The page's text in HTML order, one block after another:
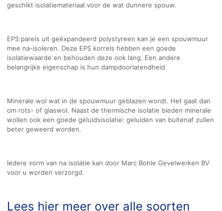
geschikt isolatiemateriaal voor de wat dunnere spouw.
EPS parels uit geëxpandeerd polystyreen kan je een spouwmuur
mee na-isoleren. Deze EPS korrels hebben een goede
isolatiewaarde en behouden deze ook lang. Een andere
belangrijke eigenschap is hun dampdoorlatendheid
Minerale wol wat in de spouwmuur geblazen wordt. Het gaat dan
om rots- of glaswol. Naast de thermische isolatie bieden minerale
wollen ook een goede geluidsisolatie: geluiden van buitenaf zullen
beter geweerd worden.
Iedere vorm van na isolatie kan door Marc Bohle Gevelwerken BV
voor u worden verzorgd.
Lees hier meer over alle soorten